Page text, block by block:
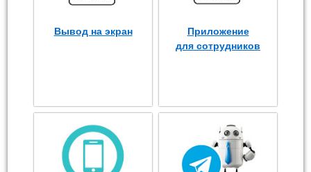
Вывод на экран
Приложение
для сотрудников